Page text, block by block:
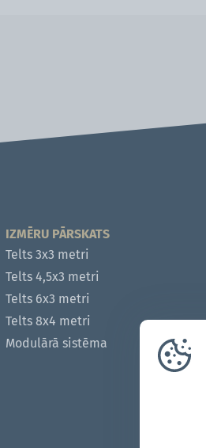
IZMĒRU PĀRSKATS
Telts 3x3 metri
Telts 4,5x3 metri
Telts ​​​​​​​6x3 metri
Telts ​​​​​​​8x4 metri
Modulārā sistēma